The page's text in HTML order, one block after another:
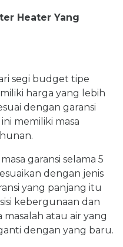
Heater Yang
segi budget tipe
harga yang lebih
dengan garansi
memiliki masa
garansi selama 5
dengan jenis
yang panjang itu
kebergunaan dan
atau air yang
dengan yang baru.